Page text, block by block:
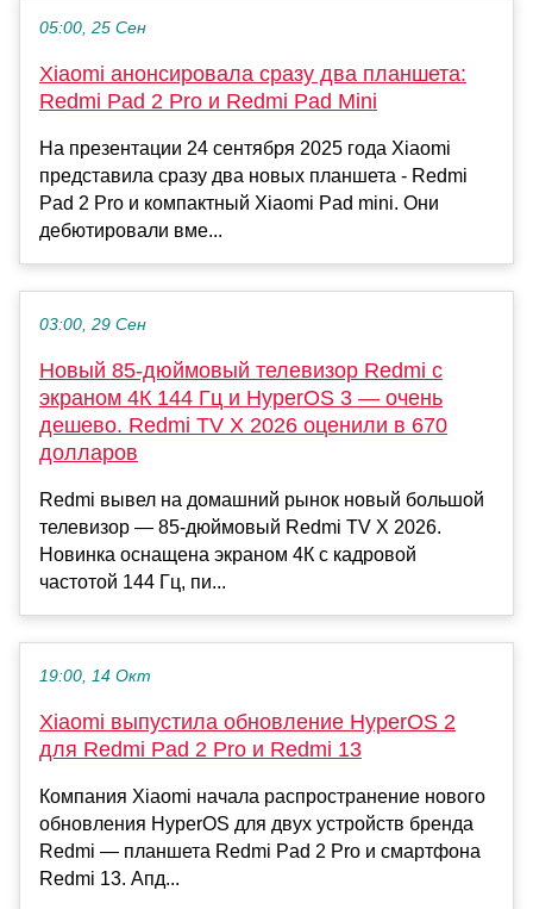
05:00, 25 Сен
Xiaomi анонсировала сразу два планшета:
Redmi Pad 2 Pro и Redmi Pad Mini
На презентации 24 сентября 2025 года Xiaomi
представила сразу два новых планшета - Redmi
Pad 2 Pro и компактный Xiaomi Pad mini. Они
дебютировали вме...
03:00, 29 Сен
Новый 85-дюймовый телевизор Redmi с
экраном 4К 144 Гц и HyperOS 3 — очень
дешево. Redmi TV X 2026 оценили в 670
долларов
Redmi вывел на домашний рынок новый большой
телевизор — 85-дюймовый Redmi TV X 2026.
Новинка оснащена экраном 4К с кадровой
частотой 144 Гц, пи...
19:00, 14 Окт
Xiaomi выпустила обновление HyperOS 2
для Redmi Pad 2 Pro и Redmi 13
Компания Xiaomi начала распространение нового
обновления HyperOS для двух устройств бренда
Redmi — планшета Redmi Pad 2 Pro и смартфона
Redmi 13. Апд...